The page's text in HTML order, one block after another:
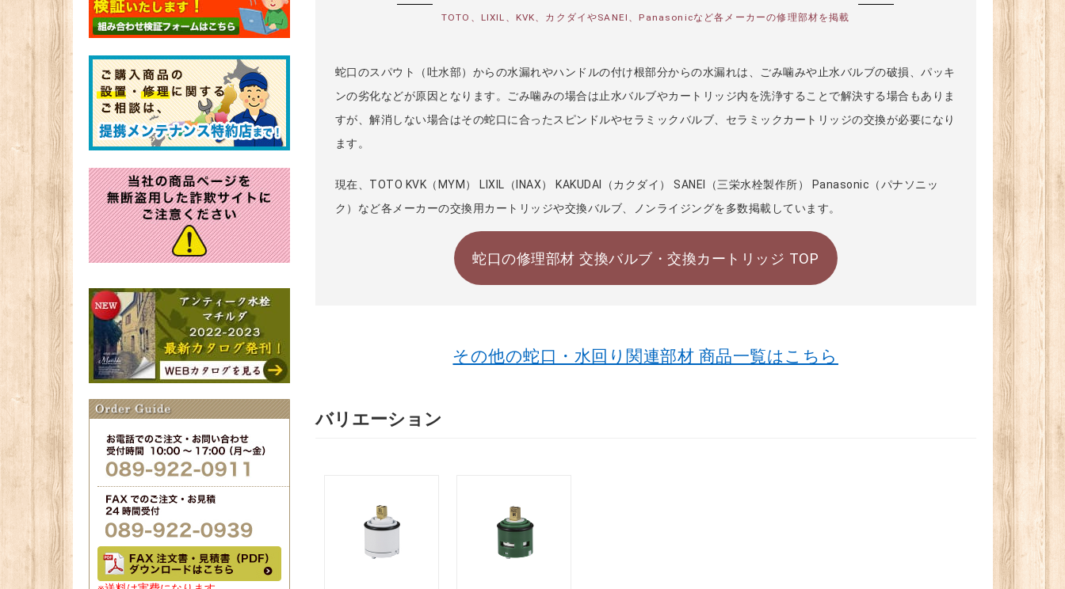
TOTO、LIXIL、KVK、カクダイやSANEI、Panasonicなど各メーカーの修理部材を掲載
蛇口のスパウト（吐水部）からの水漏れやハンドルの付け根部分からの水漏れは、ごみ噛みや止水バルブの破損、パッキ
ンの劣化などが原因となります。ごみ噛みの場合は止水バルブやカートリッジ内を洗浄することで解決する場合もありま
すが、解消しない場合はその蛇口に合ったスピンドルやセラミックバルブ、セラミックカートリッジの交換が必要になり
ます。
現在、TOTO KVK（MYM） LIXIL（INAX） KAKUDAI（カクダイ） SANEI（三栄水栓製作所） Panasonic（パナソニッ
ク）など各メーカーの交換用カートリッジや交換バルブ、ノンライジングを多数掲載しています。
蛇口の修理部材 交換バルブ・交換カートリッジ TOP
その他の蛇口・水回り関連部材 商品一覧はこちら
バリエーション